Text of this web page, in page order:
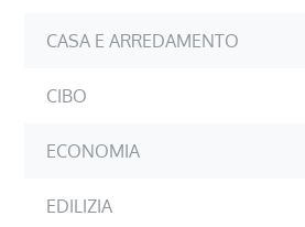
CASA E ARREDAMENTO
CIBO
ECONOMIA
EDILIZIA